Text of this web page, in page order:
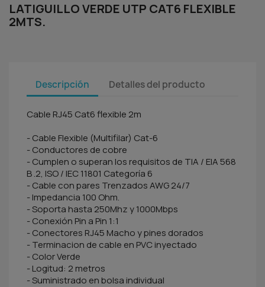
LATIGUILLO VERDE UTP CAT6 FLEXIBLE
2MTS.
Descripción Detalles del producto
Cable RJ45 Cat6 flexible 2m
- Cable Flexible (Multifilar) Cat-6
- Conductores de cobre
- Cumplen o superan los requisitos de TIA / EIA 568
B .2, ISO / IEC 11801 Categoría 6
- Cable con pares Trenzados AWG 24/7
- Impedancia 100 Ohm.
- Soporta hasta 250Mhz y 1000Mbps
- Conexión Pin a Pin 1:1
- Conectores RJ45 Macho y pines dorados
- Terminacion de cable en PVC inyectado
- Color Verde
- Logitud: 2 metros
- Suministrado en bolsa individual